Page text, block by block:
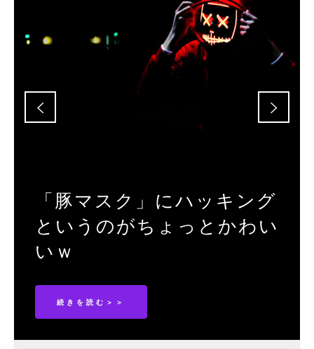
「豚マスク」にハッキング
というのがちょっとかわい
いｗ
続きを読む＞＞